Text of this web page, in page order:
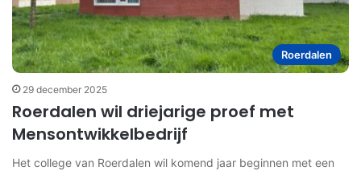
Roerdalen
29 december 2025
Roerdalen wil driejarige proef met
Mensontwikkelbedrijf
Het college van Roerdalen wil komend jaar beginnen met een